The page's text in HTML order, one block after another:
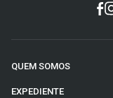
QUEM SOMOS
EXPEDIENTE